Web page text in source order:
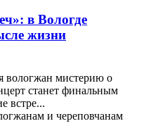
в Вологде
жизни
вологжан мистерию о
станет финальным
встре...